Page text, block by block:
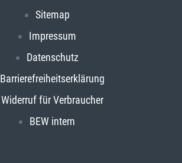
Sitemap
Impressum
Datenschutz
Barrierefreiheitserklärung
Widerruf für Verbraucher
BEW intern